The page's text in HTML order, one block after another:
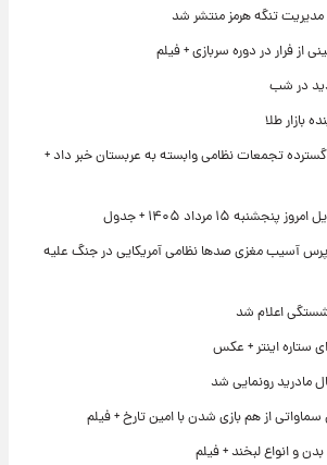
مدیریت تنگه هرمز منتشر شد
فرار در دوره سربازی + فیلم
در شب
بازار طلا
تجمعات نظامی وابسته به عربستان خبر داد +
۱۵ مرداد ۱۴۰۵ + جدول
آسیب مغزی صدها نظامی آمریکایی در جنگ علیه
اعلام شد
ستاره اینتر + عکس
مادرید رونمایی شد
از هم بازی شدن با امین تارخ + فیلم
و انواع لبخند + فیلم